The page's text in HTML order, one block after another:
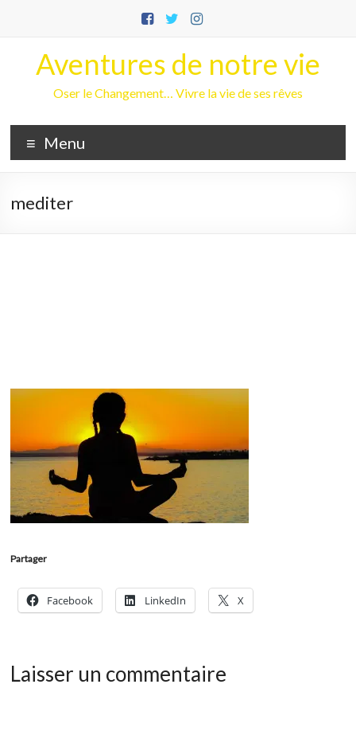
Aventures de notre vie
Oser le Changement… Vivre la vie de ses rêves
Menu
mediter
Partager
Facebook LinkedIn X
Laisser un commentaire